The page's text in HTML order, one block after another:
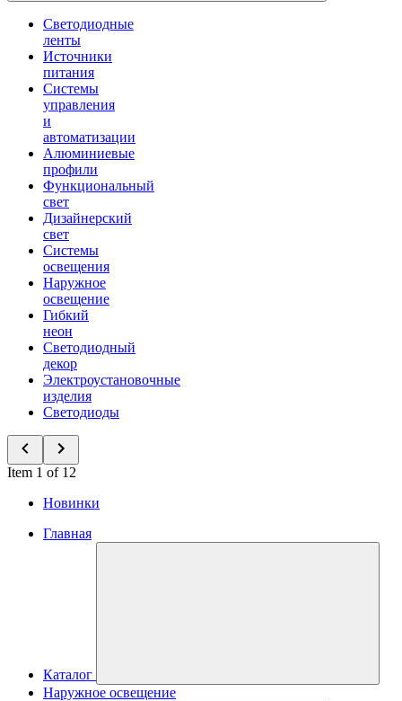
Светодиодные
ленты
Источники
питания
Системы
управления
и
автоматизации
Алюминиевые
профили
Функциональный
свет
Дизайнерский
свет
Системы
освещения
Наружное
освещение
Гибкий
неон
Светодиодный
декор
Электроустановочные
изделия
Светодиоды
Item 1 of 12
Новинки
Главная
Каталог
Наружное освещение